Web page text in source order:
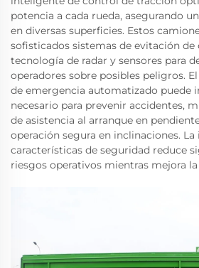
potencia a cada rueda, asegurando
en diversas superficies. Estos
sofisticados sistemas de evitación
tecnología de radar y sensores para
operadores sobre posibles peligros.
de emergencia automatizado puede
necesario para prevenir accidentes,
de asistencia al arranque en
operación segura en inclinaciones.
características de seguridad reduce
riesgos operativos mientras mejora